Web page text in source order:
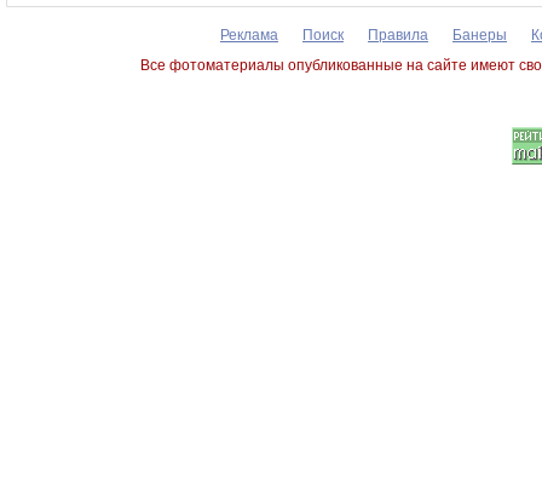
Реклама Поиск Правила Банеры
Все фотоматериалы опубликованные на сайте имеют